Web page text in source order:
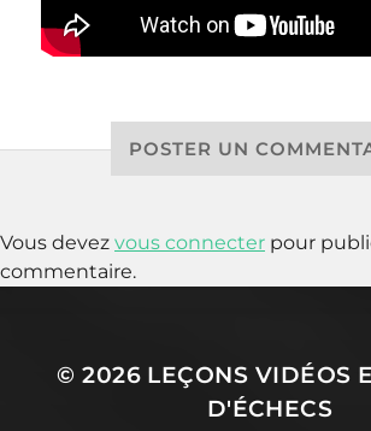
POSTER UN
Vous devez vous connecter pour
commentaire.
© 2026 LEÇONS VIDÉOS
D'ÉCHECS